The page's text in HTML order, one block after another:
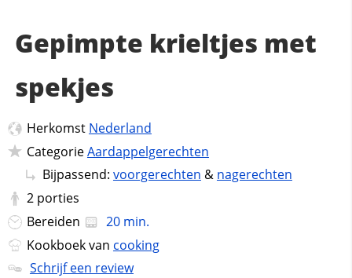
Gepimpte krieltjes met
spekjes
Herkomst Nederland
CategorieAardappelgerechten
Bijpassend: voorgerechten & nagerechten
2 porties
Bereiden
20 min.
Kookboek van cooking
Schrijf een review